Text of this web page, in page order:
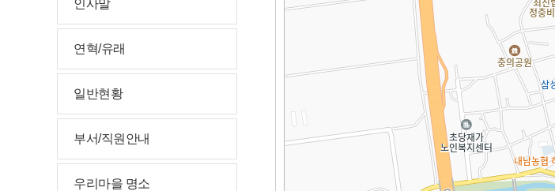
인사말
연혁/유래
일반현황
부서/직원안내
우리마을 명소